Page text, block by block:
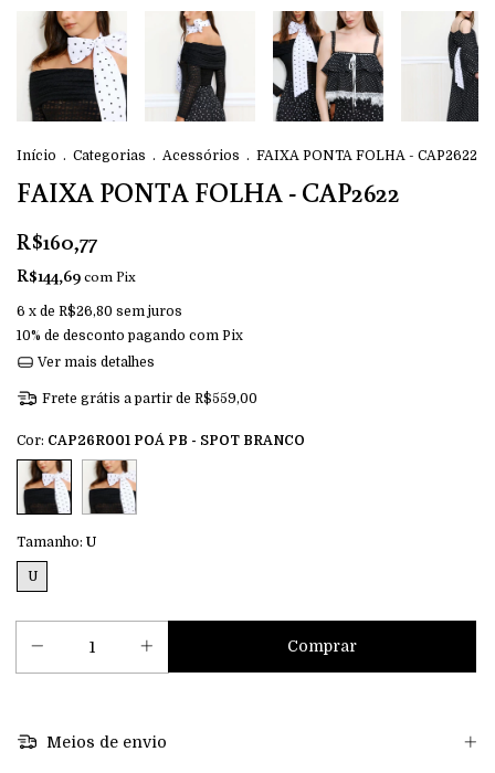
Início . Categorias . Acessórios . FAIXA PONTA FOLHA - CAP2622
FAIXA PONTA FOLHA - CAP2622
R$160,77
R$144,69comPix
6 x de R$26,80 sem juros
10% de desconto pagando com Pix
Ver mais detalhes
Frete grátis a partir de R$559,00
Cor: CAP26R001 POÁ PB - SPOT BRANCO
Tamanho: U
U
Meios de envio